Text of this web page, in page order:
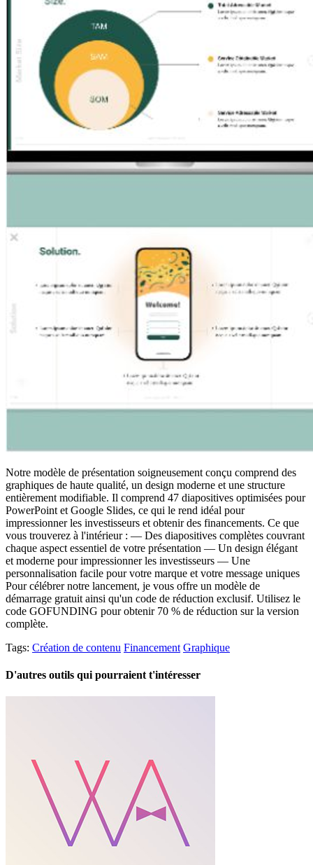
Notre modèle de présentation soigneusement conçu comprend des
graphiques de haute qualité, un design moderne et une structure
entièrement modifiable. Il comprend 47 diapositives optimisées pour
PowerPoint et Google Slides, ce qui le rend idéal pour
impressionner les investisseurs et obtenir des financements. Ce que
vous trouverez à l'intérieur : — Des diapositives complètes couvrant
chaque aspect essentiel de votre présentation — Un design élégant
et moderne pour impressionner les investisseurs — Une
personnalisation facile pour votre marque et votre message uniques
Pour célébrer notre lancement, je vous offre un modèle de
démarrage gratuit ainsi qu'un code de réduction exclusif. Utilisez le
code GOFUNDING pour obtenir 70 % de réduction sur la version
complète.
Tags: Création de contenu Financement Graphique
D'autres outils qui pourraient t'intéresser